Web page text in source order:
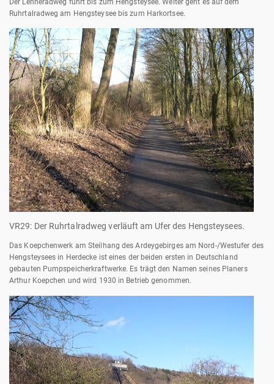
Ruhrtalradweg am Hengsteysee bis zum Harkortsee.
VR29: Der Ruhrtalradweg verläuft am Ufer des Hengsteysees.
Das Koepchenwerk am Steilhang des Ardeygebirges am Nord-/Westufer des
Hengsteysees in Herdecke ist eines der beiden ersten in Deutschland
gebauten Pumpspeicherkraftwerke. Es trägt den Namen seines Planers
Arthur Koepchen und wird 1930 in Betrieb genommen.